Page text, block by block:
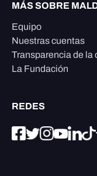
MÁS SOBRE
Equipo
Nuestras cuentas
Transparencia de la
La Fundación
REDES